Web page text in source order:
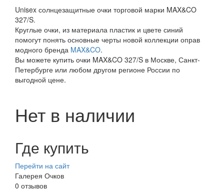
Unisex солнцезащитные очки торговой марки MAX&CO
327/S.
Круглые очки, из материала пластик и цвете синий
помогут понять основные черты новой коллекции оправ
модного бренда MAX&CO.
Вы можете купить очки MAX&CO 327/S в Москве, Санкт-
Петербурге или любом другом регионе России по
выгодной цене.
Нет в наличии
Где купить
Перейти на сайт
Галерея Очков
0 отзывов